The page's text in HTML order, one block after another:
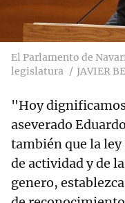
El Parlamento de
legislatura
JAVIER
"Hoy
aseverado
también que la
de actividad y de
genero,